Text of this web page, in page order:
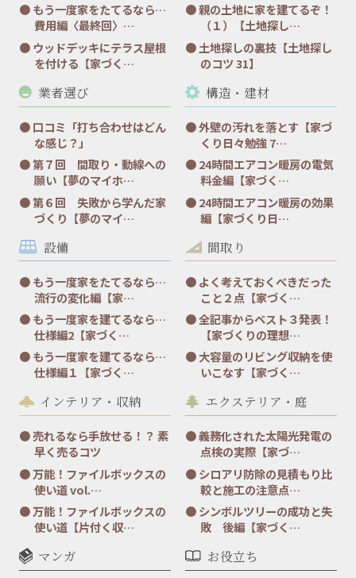
もう一度家をたてるなら…
費用編〈最終回〉…
ウッドデッキにテラス屋根
を付ける【家づく…
親の土地に家を建てるぞ！
（１）【土地探し…
土地探しの裏技【土地探し
のコツ 31】
業者選び
口コミ「打ち合わせはどん
な感じ？」
第７回 間取り・動線への
願い【夢のマイホ…
第６回 失敗から学んだ家
づくり【夢のマイ…
構造・建材
外壁の汚れを落とす【家づ
くり日々勉強 7…
24時間エアコン暖房の電気
料金編【家づく…
24時間エアコン暖房の効果
編【家づくり日…
設備
もう一度家をたてるなら…
流行の変化編【家…
もう一度家を建てるなら…
仕様編2【家づく…
もう一度家を建てるなら…
仕様編１【家づく…
間取り
よく考えておくべきだった
こと２点【家づく…
全記事からベスト３発表！
【家づくりの理想…
大容量のリビング収納を使
いこなす【家づく…
インテリア・収納
売れるなら手放せる！？ 素
早く売るコツ
万能！ファイルボックスの
使い道 vol.…
万能！ファイルボックスの
使い道【片付く収…
エクステリア・庭
義務化された太陽光発電の
点検の実際【家づ…
シロアリ防除の見積もり比
較と施工の注意点…
シンボルツリーの成功と失
敗 後編【家づく…
マンガ お役立ち